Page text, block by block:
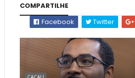
COMPARTILHE
Facebook
Twitter